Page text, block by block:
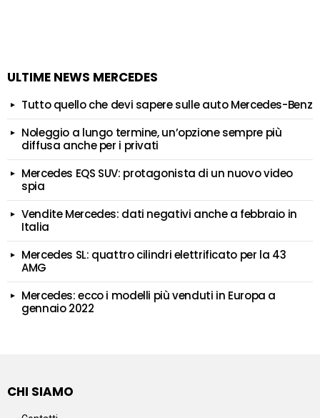
ULTIME NEWS MERCEDES
Tutto quello che devi sapere sulle auto Mercedes-Benz
Noleggio a lungo termine, un’opzione sempre più
diffusa anche per i privati
Mercedes EQS SUV: protagonista di un nuovo video
spia
Vendite Mercedes: dati negativi anche a febbraio in
Italia
Mercedes SL: quattro cilindri elettrificato per la 43
AMG
Mercedes: ecco i modelli più venduti in Europa a
gennaio 2022
CHI SIAMO